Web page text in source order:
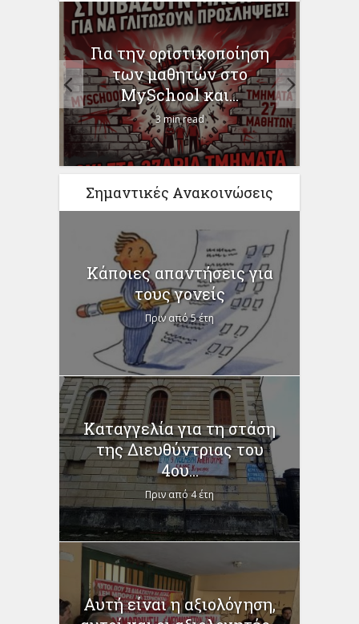
Για την οριστικοποίηση
των μαθητών στο
MySchool και...
3 min read
Σημαντικές Ανακοινώσεις
Κάποιες απαντήσεις για
τους γονείς
Πριν από 5 έτη
Καταγγελία για τη στάση
της Διευθύντριας του
4ου...
Πριν από 4 έτη
Αυτή είναι η αξιολόγηση,